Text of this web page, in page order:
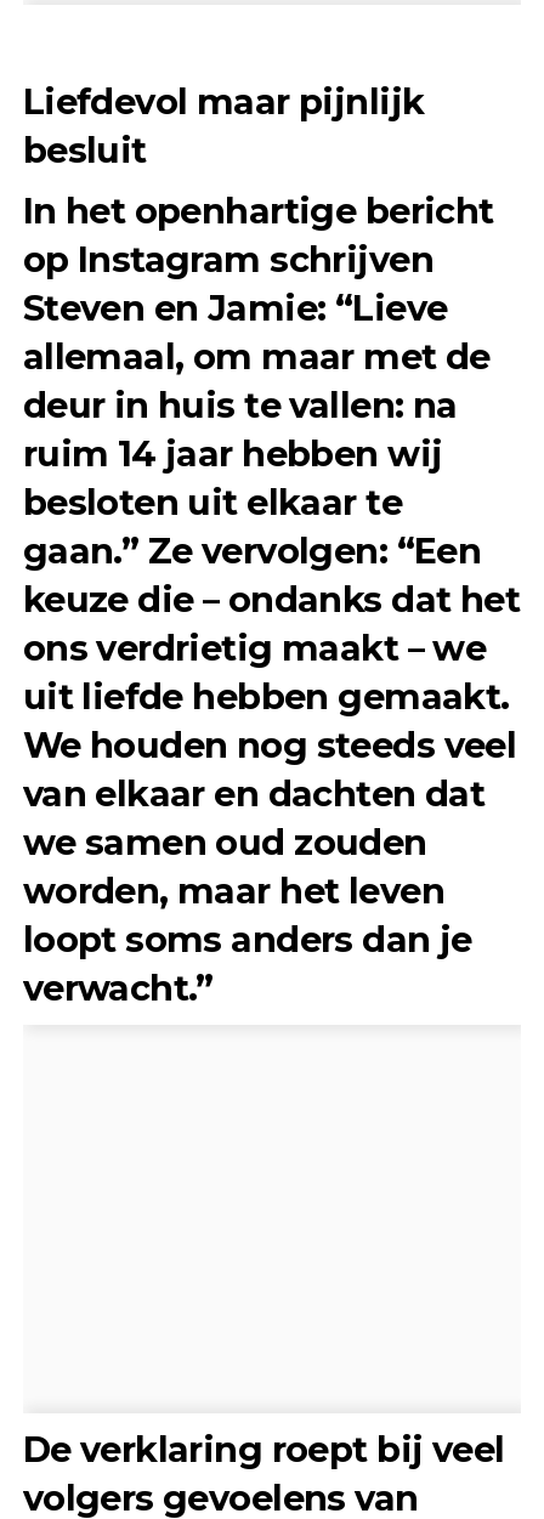
Liefdevol maar pijnlijk
besluit
In het openhartige bericht
op Instagram schrijven
Steven en Jamie: “Lieve
allemaal, om maar met de
deur in huis te vallen: na
ruim 14 jaar hebben wij
besloten uit elkaar te
gaan.” Ze vervolgen: “Een
keuze die – ondanks dat het
ons verdrietig maakt – we
uit liefde hebben gemaakt.
We houden nog steeds veel
van elkaar en dachten dat
we samen oud zouden
worden, maar het leven
loopt soms anders dan je
verwacht.”
De verklaring roept bij veel
volgers gevoelens van